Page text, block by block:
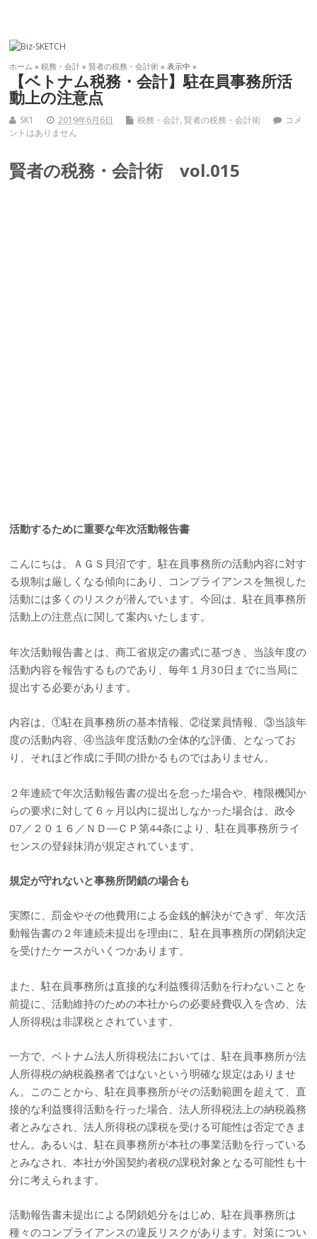
ホーム »税務・会計 »賢者の税務・会計術 » 表示中 »
【ベトナム税務・会計】駐在員事務所活
動上の注意点
SK1 2019年6月6日 税務・会計, 賢者の税務・会計術
コメ
ントはありません
賢者の税務・会計術 vol.015
活動するために重要な年次活動報告書
こんにちは。ＡＧＳ貝沼です。駐在員事務所の活動内容に対す
る規制は厳しくなる傾向にあり、コンプライアンスを無視した
活動には多くのリスクが潜んでいます。今回は、駐在員事務所
活動上の注意点に関して案内いたします。
年次活動報告書とは、商工省規定の書式に基づき、当該年度の
活動内容を報告するものであり、毎年１月30日までに当局に
提出する必要があります。
内容は、①駐在員事務所の基本情報、②従業員情報、③当該年
度の活動内容、④当該年度活動の全体的な評価、となってお
り、それほど作成に手間の掛かるものではありません。
２年連続で年次活動報告書の提出を怠った場合や、権限機関か
らの要求に対して６ヶ月以内に提出しなかった場合は、政令
07／２０１６／ＮＤ―ＣＰ第44条により、駐在員事務所ライ
センスの登録抹消が規定されています。
規定が守れないと事務所閉鎖の場合も
実際に、罰金やその他費用による金銭的解決ができず、年次活
動報告書の２年連続未提出を理由に、駐在員事務所の閉鎖決定
を受けたケースがいくつかあります。
また、駐在員事務所は直接的な利益獲得活動を行わないことを
前提に、活動維持のための本社からの必要経費収入を含め、法
人所得税は非課税とされています。
一方で、ベトナム法人所得税法においては、駐在員事務所が法
人所得税の納税義務者ではないという明確な規定はありませ
ん。このことから、駐在員事務所がその活動範囲を超えて、直
接的な利益獲得活動を行った場合、法人所得税法上の納税義務
者とみなされ、法人所得税の課税を受ける可能性は否定できま
せん。あるいは、駐在員事務所が本社の事業活動を行っている
とみなされ、本社が外国契約者税の課税対象となる可能性も十
分に考えられます。
活動報告書未提出による閉鎖処分をはじめ、駐在員事務所は
種々のコンプライアンスの違反リスクがあります。対策につい